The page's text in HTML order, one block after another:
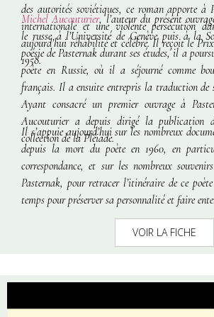
des autorités soviétiques, ce roman apporte à
internationale et une violente persécution
aujourd’hui réhabilité et célébré. Il reçoit le
1958.
Michel Aucouturier, l’auteur du présent
le russe à l’Université de Genève puis à la
poésie de Pasternak durant ses études, il a
poète en Russie, où il a séjourné comme
français. Il a ensuite entrepris la traduction de
Ayant consacré un premier ouvrage à
Aucouturier a depuis dirigé la publication
collection de la Pléiade.
Il s’appuie aujourd’hui sur les nombreux
depuis la mort du poète en 1960, en
correspondance, et sur les nombreux
Pasternak, pour retracer l’itinéraire de ce
temps pour préserver sa personnalité et faire
VOIR LA FICHE